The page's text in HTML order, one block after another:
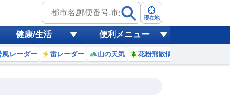
現在地
健康/生活 便利メニュー
風レーダー 雷レーダー 山の天気 花粉飛散情報